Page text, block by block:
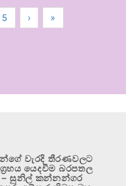
5 › »
වැරදි තීරණවලට
යෙදවීම බරපතල
– සුනිල් කන්නන්ගර